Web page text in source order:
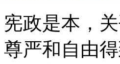
宪政是本，
尊严和自由